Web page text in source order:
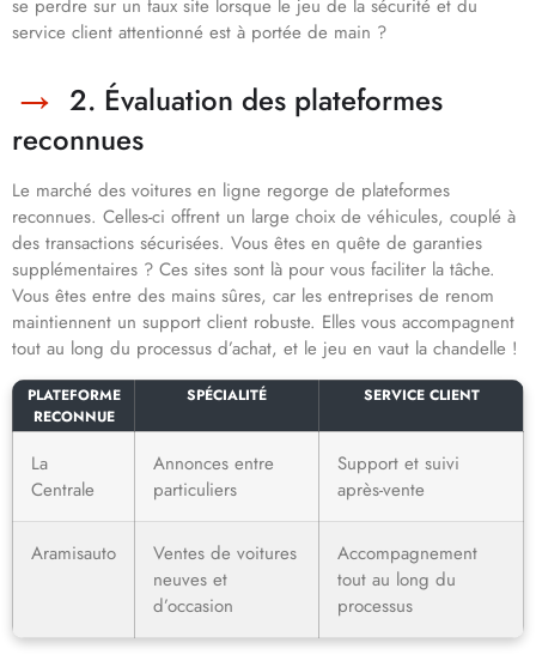
se perdre sur un faux site lorsque le jeu de la sécurité et du
service client attentionné est à portée de main ?
2. Évaluation des plateformes
reconnues
Le marché des voitures en ligne regorge de plateformes
reconnues. Celles-ci offrent un large choix de véhicules, couplé à
des transactions sécurisées. Vous êtes en quête de garanties
supplémentaires ? Ces sites sont là pour vous faciliter la tâche.
Vous êtes entre des mains sûres, car les entreprises de renom
maintiennent un support client robuste. Elles vous accompagnent
tout au long du processus d’achat, et le jeu en vaut la chandelle !
PLATEFORME
RECONNUE
SPÉCIALITÉ SERVICE CLIENT
La
Centrale
Annonces entre
particuliers
Support et suivi
après-vente
Aramisauto
Ventes de voitures
neuves et
d’occasion
Accompagnement
tout au long du
processus